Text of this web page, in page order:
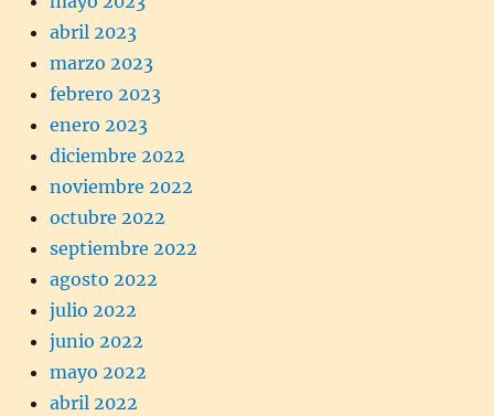
abril 2023
marzo 2023
febrero 2023
enero 2023
diciembre 2022
noviembre 2022
octubre 2022
septiembre 2022
agosto 2022
julio 2022
junio 2022
mayo 2022
abril 2022